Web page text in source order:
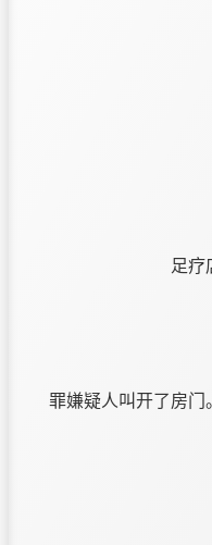
足疗
罪嫌疑人叫开了房门